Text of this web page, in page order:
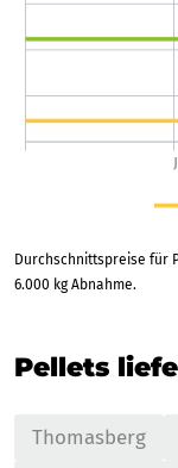
Durchschnittspreise für
6.000 kg Abnahme.
Pellets
Thomasberg